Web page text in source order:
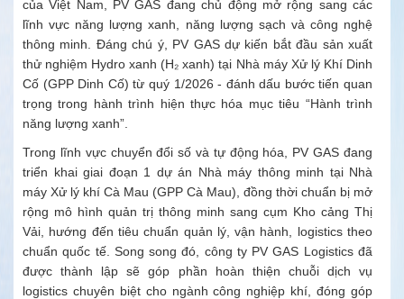
của Việt Nam, PV GAS đang chủ động mở rộng sang các
lĩnh vực năng lượng xanh, năng lượng sạch và công nghệ
thông minh. Đáng chú ý, PV GAS dự kiến bắt đầu sản xuất
thử nghiệm Hydro xanh (H₂ xanh) tại Nhà máy Xử lý Khí Dinh
Cố (GPP Dinh Cố) từ quý 1/2026 - đánh dấu bước tiến quan
trọng trong hành trình hiện thực hóa mục tiêu “Hành trình
năng lượng xanh”.
Trong lĩnh vực chuyển đổi số và tự động hóa, PV GAS đang
triển khai giai đoạn 1 dự án Nhà máy thông minh tại Nhà
máy Xử lý khí Cà Mau (GPP Cà Mau), đồng thời chuẩn bị mở
rộng mô hình quản trị thông minh sang cụm Kho cảng Thị
Vải, hướng đến tiêu chuẩn quản lý, vận hành, logistics theo
chuẩn quốc tế. Song song đó, công ty PV GAS Logistics đã
được thành lập sẽ góp phần hoàn thiện chuỗi dịch vụ
logistics chuyên biệt cho ngành công nghiệp khí, đóng góp